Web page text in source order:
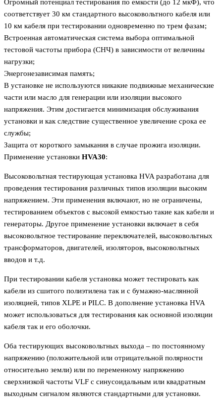
Огромный потенциал тестирования по емкости (до 12 мкФ), что
соответствует 30 км стандартного высоковольтного кабеля или
10 км кабеля при тестировании одновременно по трем фазам;
Встроенная автоматическая система выбора оптимальной
тестовой частоты прибора (СНЧ) в зависимости от величины
нагрузки;
Энергонезависимая память;
В установке не используются никакие подвижные механические
части или масло для генерации или изоляции высокого
напряжения. Этим достигается минимизация обслуживания
установки и как следствие существенное увеличение срока ее
службы;
Защита от короткого замыкания в случае прожига изоляции.
Применение установки HVA30:
Высоковольтная тестирующая установка HVA разработана для
проведения тестирования различных типов изоляции высоким
напряжением. Эти применения включают, но не ограничены,
тестированием объектов с высокой емкостью такие как кабели и
генераторы. Другое применение установки включает в себя
высоковольтное тестирование переключателей, высоковольтных
трансформаторов, двигателей, изоляторов, высоковольтных
вводов и т.д.
При тестировании кабеля установка может тестировать как
кабели из сшитого полиэтилена так и с бумажно-маслянной
изоляцией, типов XLPE и PILC. В дополнение установка HVA
может использоваться для тестирования как основной изоляции
кабеля так и его оболочки.
Оба тестирующих высоковольтных выхода – по постоянному
напряжению (положительной или отрицательной полярности
относительно земли) или по переменному напряжению
сверхнизкой частоты VLF с синусоидальным или квадратным
выходным сигналом являются стандартными для установки.